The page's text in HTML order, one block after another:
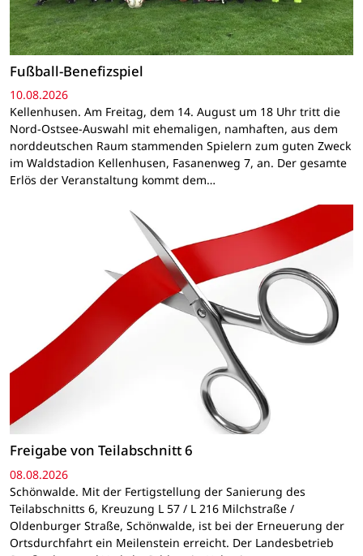
Fußball-Benefizspiel
10.08.2026
Kellenhusen. Am Freitag, dem 14. August um 18 Uhr tritt die
Nord-Ostsee-Auswahl mit ehemaligen, namhaften, aus dem
norddeutschen Raum stammenden Spielern zum guten Zweck
im Waldstadion Kellenhusen, Fasanenweg 7, an. Der gesamte
Erlös der Veranstaltung kommt dem…
Freigabe von Teilabschnitt 6
08.08.2026
Schönwalde. Mit der Fertigstellung der Sanierung des
Teilabschnitts 6, Kreuzung L 57 / L 216 Milchstraße /
Oldenburger Straße, Schönwalde, ist bei der Erneuerung der
Ortsdurchfahrt ein Meilenstein erreicht. Der Landesbetrieb